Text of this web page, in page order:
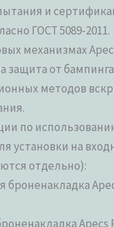
и
ГОСТ 5089-2011.
механизмах
защита от
методов
по
установки на
отдельно):
броненакладка
Apecs